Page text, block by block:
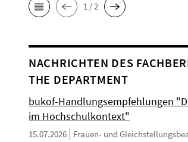
1 / 2
NACHRICHTEN DES
THE DEPARTMENT
bukof-Handlungsempfehlungen
im Hochschulkontext"
15.07.2026 Frauen- und